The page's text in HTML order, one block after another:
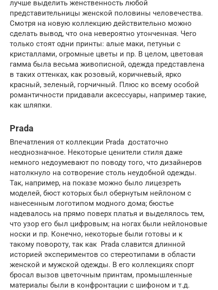
лучше выделить женственность любой
представительницы женской половины человечества.
Смотря на новую коллекцию действительно можно
сделать вывод, что она невероятно утонченная. Чего
только стоят одни принты: алые маки, петуньи с
кристаллами, огромные цветы и пр. В целом, цветовая
гамма была весьма живописной, одежда представлена
в таких оттенках, как розовый, коричневый, ярко
красный, зеленый, горчичный. Плюс ко всему особой
романтичности придавали аксессуары, например такие,
как шляпки.
Prada
Впечатления от коллекции Prada достаточно
неоднозначное. Некоторые ценители стиля даже
немного недоумевают по поводу того, что дизайнеров
натолкнуло на сотворение столь неудобной одежды.
Так, например, на показе можно было лицезреть
моделей, бюст которых был обернутым нейлоном с
нанесенным логотипом модного дома; бюстье
надевалось на прямо поверх платья и выделялось тем,
что узор его был цифровым; на ногах были нейлоновые
носки и пр. Конечно, некоторые были готовы и к
такому повороту, так как Prada славится длинной
историей экспериментов со стереотипами в области
женской и мужской одежды. В его коллекциях спорт
бросал вызов цветочным принтам, промышленные
материалы были в конфронтации с шифоном и т.д.